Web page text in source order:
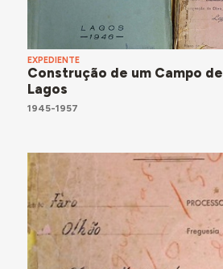
EXPEDIENTE
Construção de um Campo
Lagos
1945-1957